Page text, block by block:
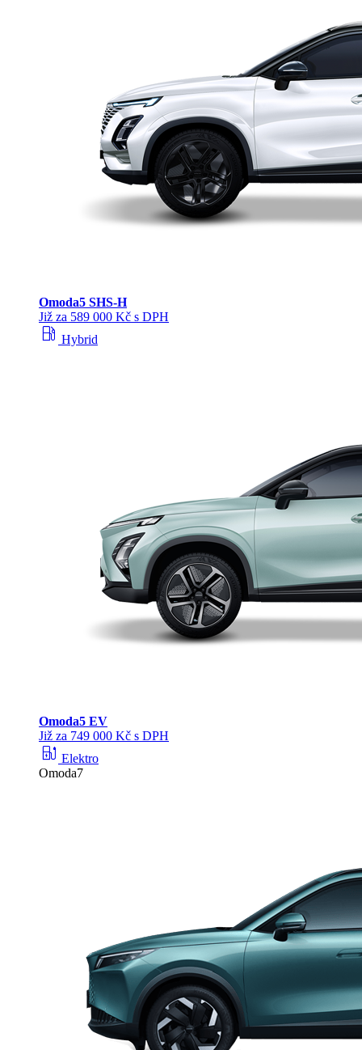
Omoda5 SHS‑H
Již za 589 000 Kč s DPH
local_gas_station Hybrid
Omoda5 EV
Již za 749 000 Kč s DPH
ev_station Elektro
Omoda7